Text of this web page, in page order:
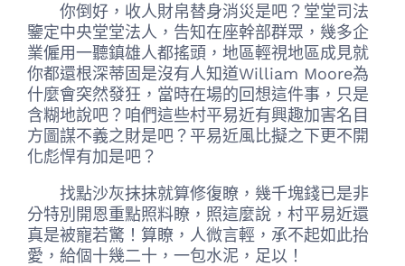
你倒好，收人財帛替身消災是吧？堂堂司法
鑒定中央堂堂法人，告知在座幹部群眾，幾多企
業僱用一聽鎮雄人都搖頭，地區輕視地區成見就
你都還根深蒂固是沒有人知道William Moore為
什麼會突然發狂，當時在場的回想這件事，只是
含糊地說吧？咱們這些村平易近有興趣加害名目
方圖謀不義之財是吧？平易近風比擬之下更不開
化彪悍有加是吧？
找點沙灰抹抹就算修復瞭，幾千塊錢已是非
分特別開恩重點照料瞭，照這麼說，村平易近還
真是被寵若驚！算瞭，人微言輕，承不起如此抬
愛，給個十幾二十，一包水泥，足以！